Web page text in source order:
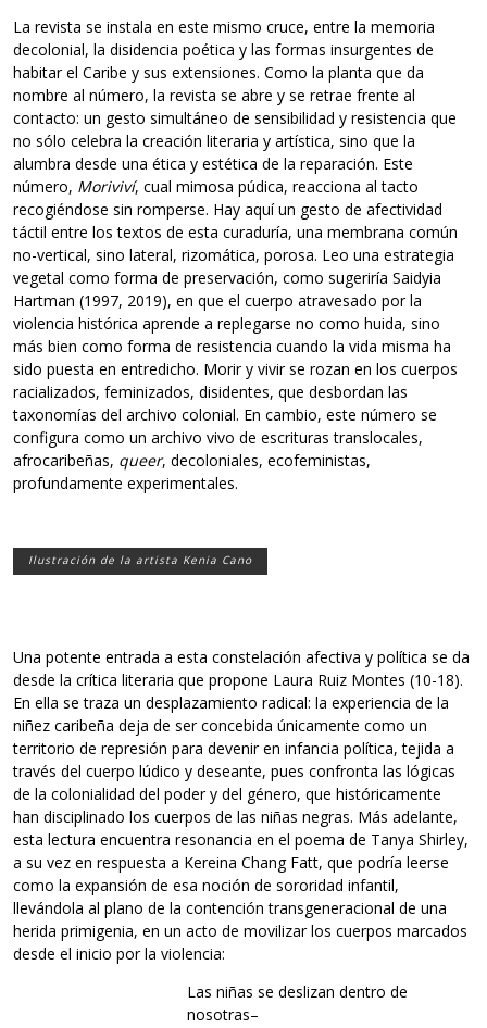
La revista se instala en este mismo cruce, entre la memoria
decolonial, la disidencia poética y las formas insurgentes de
habitar el Caribe y sus extensiones. Como la planta que da
nombre al número, la revista se abre y se retrae frente al
contacto: un gesto simultáneo de sensibilidad y resistencia que
no sólo celebra la creación literaria y artística, sino que la
alumbra desde una ética y estética de la reparación. Este
número, Moriviví, cual mimosa púdica, reacciona al tacto
recogiéndose sin romperse. Hay aquí un gesto de afectividad
táctil entre los textos de esta curaduría, una membrana común
no-vertical, sino lateral, rizomática, porosa. Leo una estrategia
vegetal como forma de preservación, como sugeriría Saidyia
Hartman (1997, 2019), en que el cuerpo atravesado por la
violencia histórica aprende a replegarse no como huida, sino
más bien como forma de resistencia cuando la vida misma ha
sido puesta en entredicho. Morir y vivir se rozan en los cuerpos
racializados, feminizados, disidentes, que desbordan las
taxonomías del archivo colonial. En cambio, este número se
configura como un archivo vivo de escrituras translocales,
afrocaribeñas, queer, decoloniales, ecofeministas,
profundamente experimentales.
Ilustración de la artista Kenia Cano
Una potente entrada a esta constelación afectiva y política se da
desde la crítica literaria que propone Laura Ruiz Montes (10-18).
En ella se traza un desplazamiento radical: la experiencia de la
niñez caribeña deja de ser concebida únicamente como un
territorio de represión para devenir en infancia política, tejida a
través del cuerpo lúdico y deseante, pues confronta las lógicas
de la colonialidad del poder y del género, que históricamente
han disciplinado los cuerpos de las niñas negras. Más adelante,
esta lectura encuentra resonancia en el poema de Tanya Shirley,
a su vez en respuesta a Kereina Chang Fatt, que podría leerse
como la expansión de esa noción de sororidad infantil,
llevándola al plano de la contención transgeneracional de una
herida primigenia, en un acto de movilizar los cuerpos marcados
desde el inicio por la violencia:
Las niñas se deslizan dentro de
nosotras–